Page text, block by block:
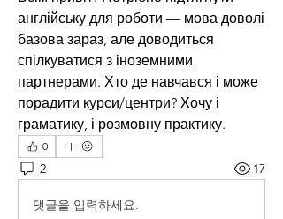
англійську для роботи — мова доволі
базова зараз, але доводиться
спілкуватися з іноземними
партнерами. Хто де навчався і може
порадити курси/центри? Хочу і
граматику, і розмовну практику.
0
2 17
댓글을 입력하세요.